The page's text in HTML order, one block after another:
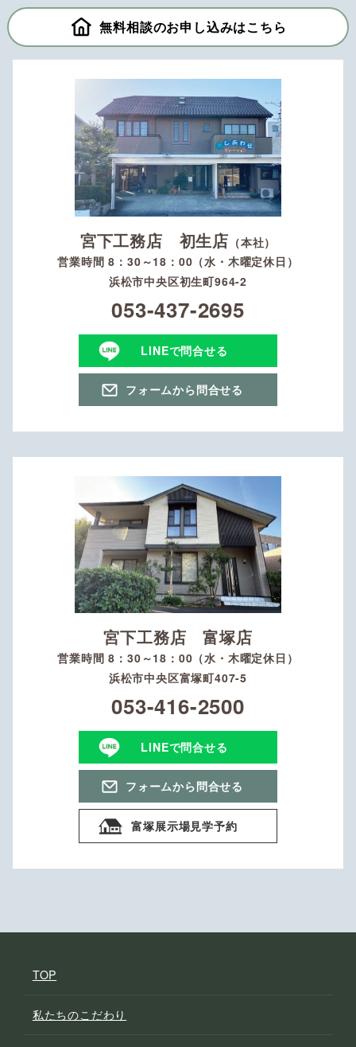
無料相談のお申し込みはこちら
宮下工務店 初生店 （本社）
営業時間 8：30～18：00（水・木曜定休日）
浜松市中央区初生町964-2
053-437-2695
LINEで問合せる
フォームから問合せる
宮下工務店 富塚店
営業時間 8：30～18：00（水・木曜定休日）
浜松市中央区富塚町407-5
053-416-2500
LINEで問合せる
フォームから問合せる
富塚展示場見学予約
TOP
私たちのこだわり